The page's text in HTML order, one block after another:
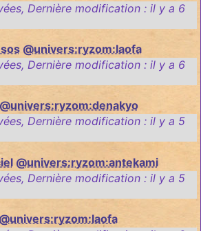
, Dernière modification : il y a 6
@univers:ryzom:laofa
, Dernière modification : il y a 6
@univers:ryzom:denakyo
, Dernière modification : il y a 5
@univers:ryzom:antekami
, Dernière modification : il y a 5
@univers:ryzom:laofa